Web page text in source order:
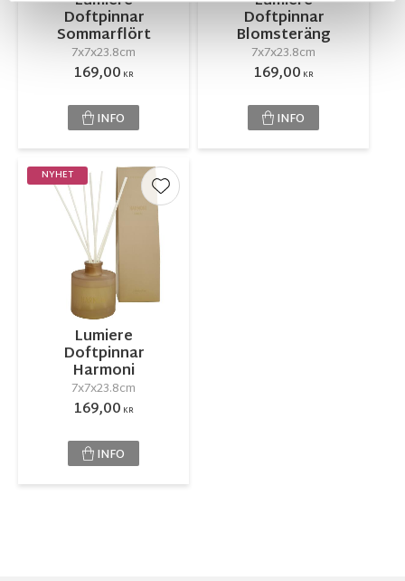
Doftpinnar
Sommarflört
7x7x23.8cm
169,00 KR
INFO
Doftpinnar
Blomsteräng
7x7x23.8cm
169,00 KR
INFO
Lumiere
Doftpinnar
Harmoni
7x7x23.8cm
169,00 KR
NYHET
Lägg till i favoriter
INFO